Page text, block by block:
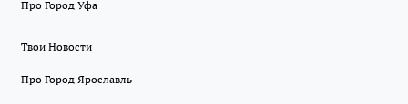
Про Город Уфа
Твои Новости
Про Город Ярославль